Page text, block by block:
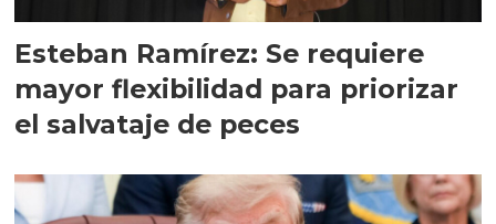
Esteban Ramírez: Se requiere
mayor flexibilidad para priorizar
el salvataje de peces